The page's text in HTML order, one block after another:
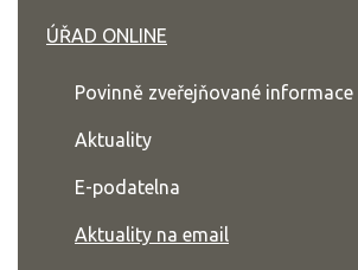
ÚŘAD ONLINE
Povinně zveřejňované informace
Aktuality
E-podatelna
Aktuality na email